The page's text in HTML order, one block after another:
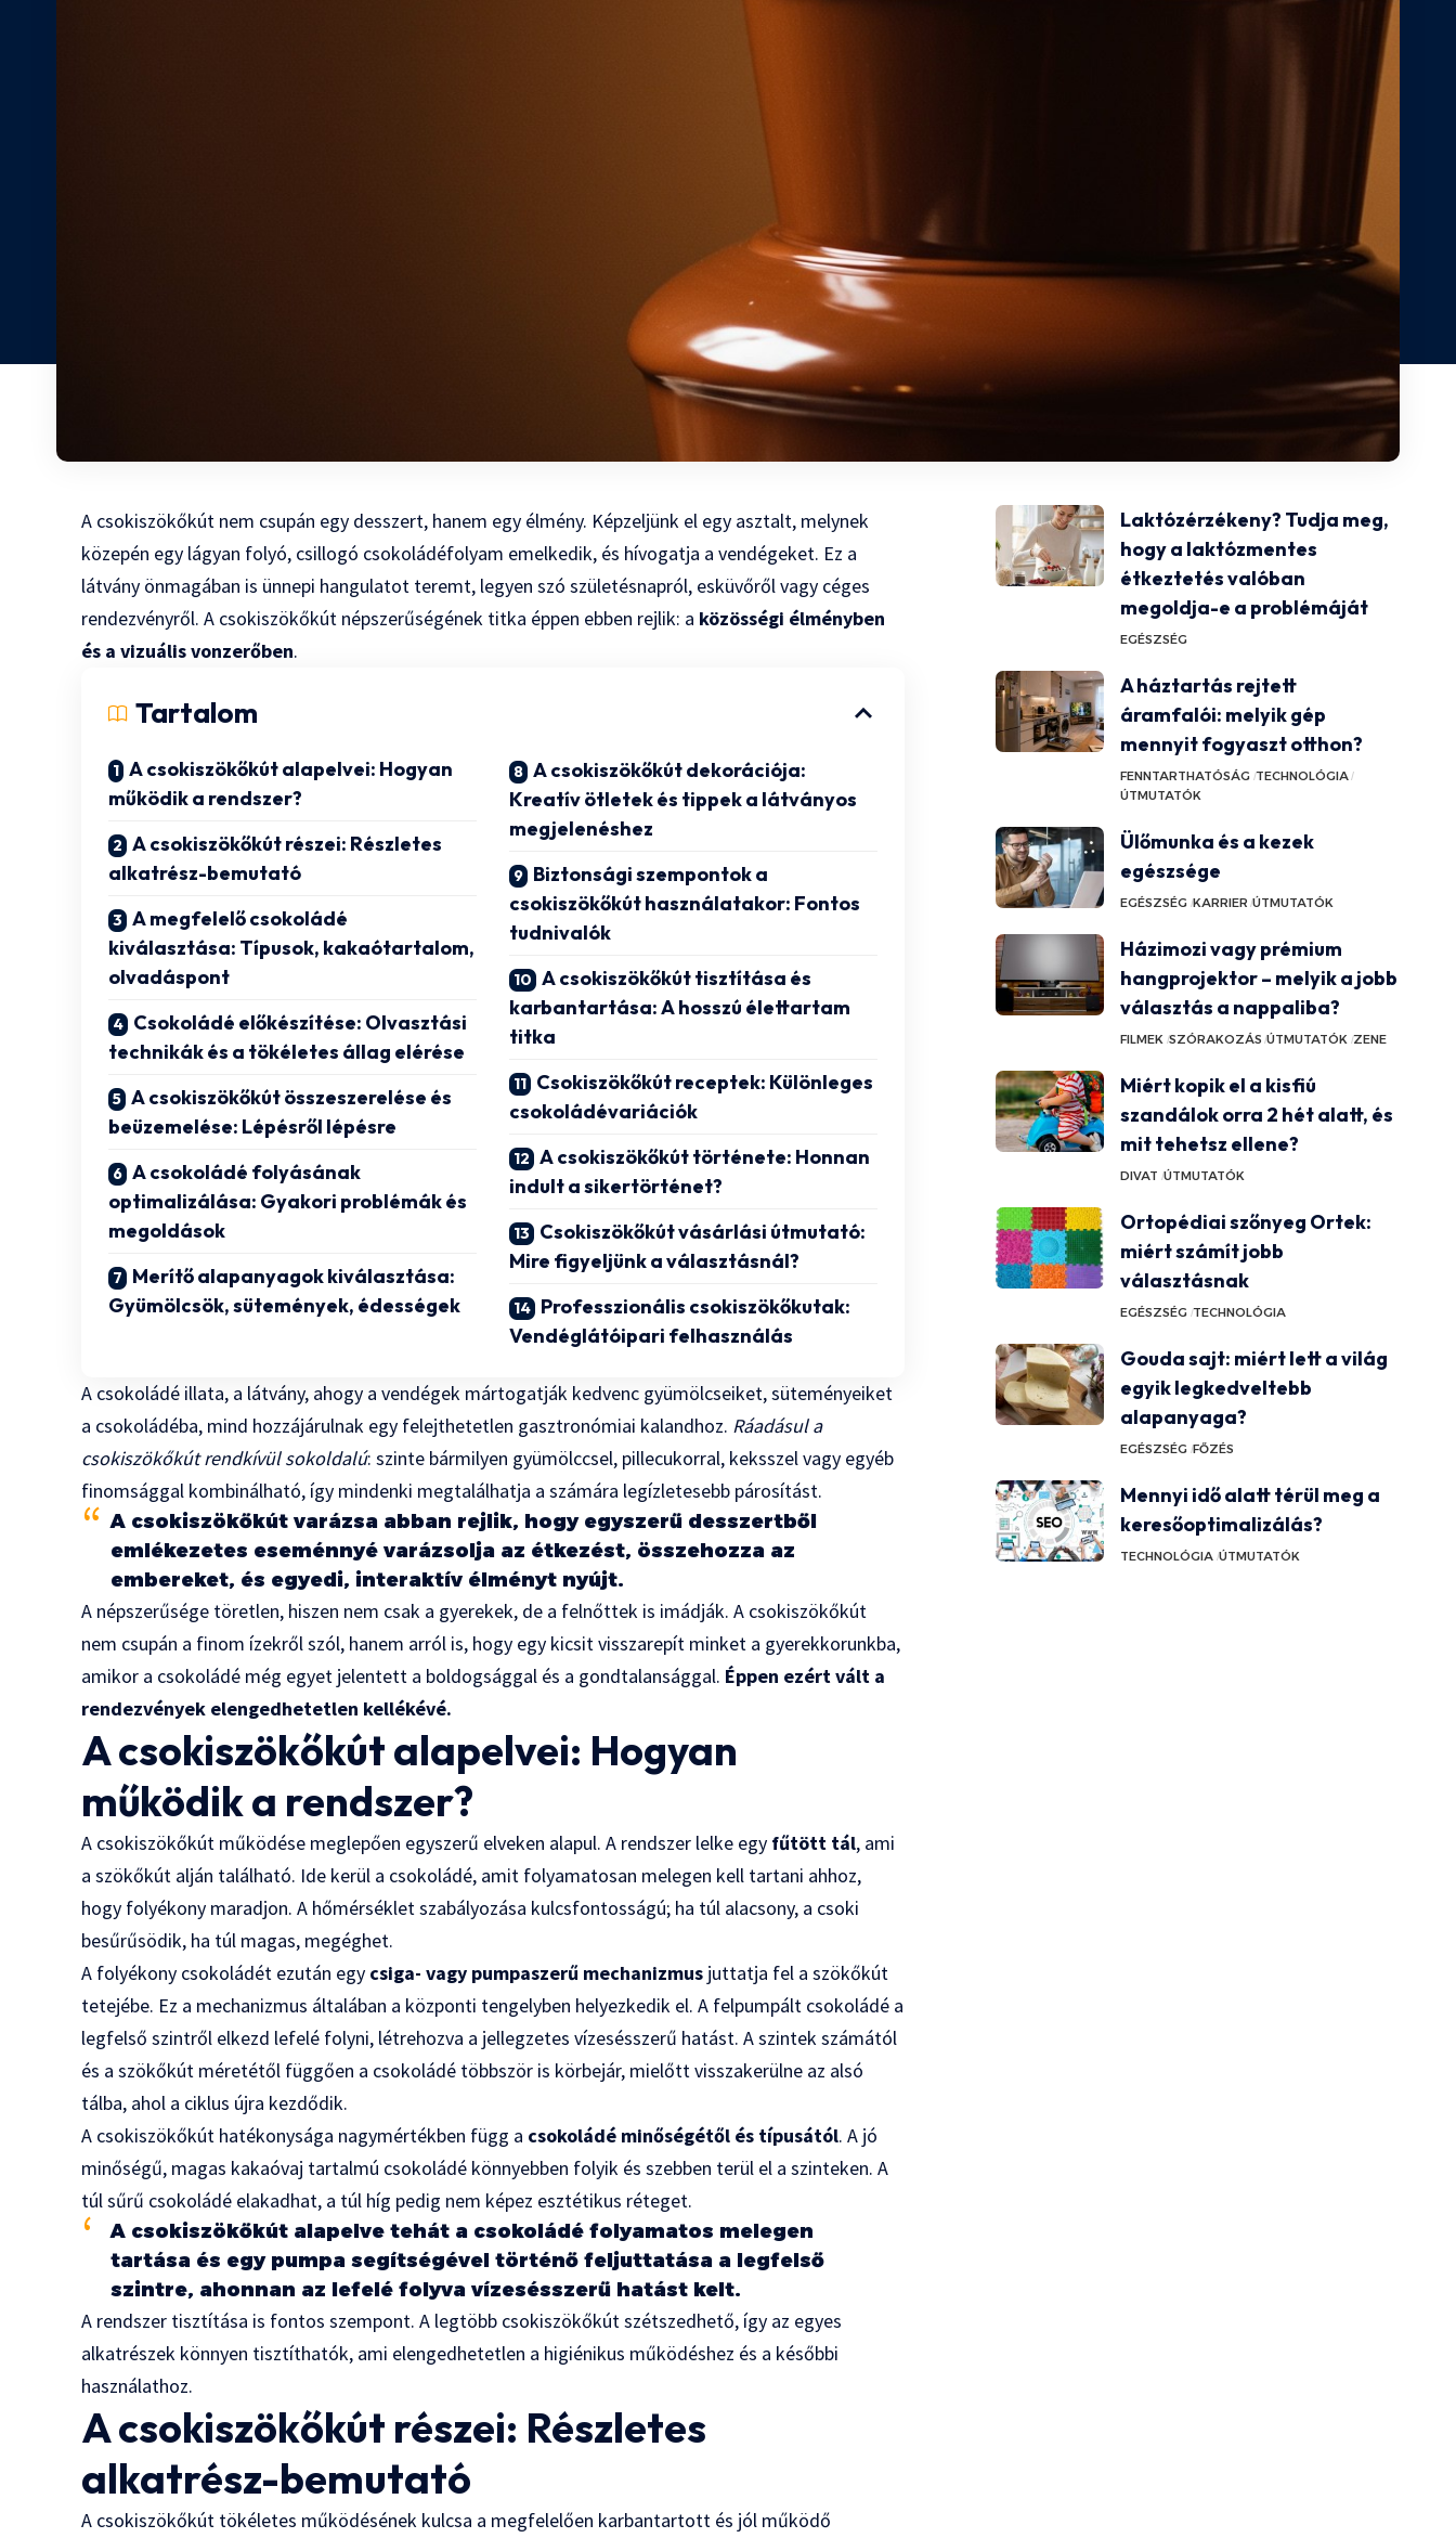
A csokiszökőkút nem csupán egy desszert, hanem egy élmény. Képzeljünk el egy asztalt, melynek
közepén egy lágyan folyó, csillogó csokoládéfolyam emelkedik, és hívogatja a vendégeket. Ez a
látvány önmagában is ünnepi hangulatot teremt, legyen szó születésnapról, esküvőről vagy céges
rendezvényről. A csokiszökőkút népszerűségének titka éppen ebben rejlik: a közösségi élményben
és a vizuális vonzerőben.
Tartalom
A csokiszökőkút alapelvei: Hogyan
működik a rendszer?
A csokiszökőkút részei: Részletes
alkatrész-bemutató
A megfelelő csokoládé
kiválasztása: Típusok, kakaótartalom,
olvadáspont
Csokoládé előkészítése: Olvasztási
technikák és a tökéletes állag elérése
A csokiszökőkút összeszerelése és
beüzemelése: Lépésről lépésre
A csokoládé folyásának
optimalizálása: Gyakori problémák és
megoldások
Merítő alapanyagok kiválasztása:
Gyümölcsök, sütemények, édességek
A csokiszökőkút dekorációja:
Kreatív ötletek és tippek a látványos
megjelenéshez
Biztonsági szempontok a
csokiszökőkút használatakor: Fontos
tudnivalók
A csokiszökőkút tisztítása és
karbantartása: A hosszú élettartam
titka
Csokiszökőkút receptek: Különleges
csokoládévariációk
A csokiszökőkút története: Honnan
indult a sikertörténet?
Csokiszökőkút vásárlási útmutató:
Mire figyeljünk a választásnál?
Professzionális csokiszökőkutak:
Vendéglátóipari felhasználás
A csokoládé illata, a látvány, ahogy a vendégek mártogatják kedvenc gyümölcseiket, süteményeiket
a csokoládéba, mind hozzájárulnak egy felejthetetlen gasztronómiai kalandhoz. Ráadásul a
csokiszökőkút rendkívül sokoldalú: szinte bármilyen gyümölccsel, pillecukorral, keksszel vagy egyéb
finomsággal kombinálható, így mindenki megtalálhatja a számára legízletesebb párosítást.
A csokiszökőkút varázsa abban rejlik, hogy egyszerű desszertből
emlékezetes eseménnyé varázsolja az étkezést, összehozza az
embereket, és egyedi, interaktív élményt nyújt.
A népszerűsége töretlen, hiszen nem csak a gyerekek, de a felnőttek is imádják. A csokiszökőkút
nem csupán a finom ízekről szól, hanem arról is, hogy egy kicsit visszarepít minket a gyerekkorunkba,
amikor a csokoládé még egyet jelentett a boldogsággal és a gondtalansággal. Éppen ezért vált a
rendezvények elengedhetetlen kellékévé.
A csokiszökőkút alapelvei: Hogyan
működik a rendszer?
A csokiszökőkút működése meglepően egyszerű elveken alapul. A rendszer lelke egy fűtött tál, ami
a szökőkút alján található. Ide kerül a csokoládé, amit folyamatosan melegen kell tartani ahhoz,
hogy folyékony maradjon. A hőmérséklet szabályozása kulcsfontosságú; ha túl alacsony, a csoki
besűrűsödik, ha túl magas, megéghet.
A folyékony csokoládét ezután egy csiga- vagy pumpaszerű mechanizmus juttatja fel a szökőkút
tetejébe. Ez a mechanizmus általában a központi tengelyben helyezkedik el. A felpumpált csokoládé a
legfelső szintről elkezd lefelé folyni, létrehozva a jellegzetes vízesésszerű hatást. A szintek számától
és a szökőkút méretétől függően a csokoládé többször is körbejár, mielőtt visszakerülne az alsó
tálba, ahol a ciklus újra kezdődik.
A csokiszökőkút hatékonysága nagymértékben függ a csokoládé minőségétől és típusától. A jó
minőségű, magas kakaóvaj tartalmú csokoládé könnyebben folyik és szebben terül el a szinteken. A
túl sűrű csokoládé elakadhat, a túl híg pedig nem képez esztétikus réteget.
A csokiszökőkút alapelve tehát a csokoládé folyamatos melegen
tartása és egy pumpa segítségével történő feljuttatása a legfelső
szintre, ahonnan az lefelé folyva vízesésszerű hatást kelt.
A rendszer tisztítása is fontos szempont. A legtöbb csokiszökőkút szétszedhető, így az egyes
alkatrészek könnyen tisztíthatók, ami elengedhetetlen a higiénikus működéshez és a későbbi
használathoz.
A csokiszökőkút részei: Részletes
alkatrész-bemutató
A csokiszökőkút tökéletes működésének kulcsa a megfelelően karbantartott és jól működő
Laktózérzékeny? Tudja meg,
hogy a laktózmentes
étkeztetés valóban
megoldja-e a problémáját
EGÉSZSÉG
A háztartás rejtett
áramfalói: melyik gép
mennyit fogyaszt otthon?
FENNTARTHATÓSÁG TECHNOLÓGIA
ÚTMUTATÓK
Ülőmunka és a kezek
egészsége
EGÉSZSÉG KARRIER ÚTMUTATÓK
Házimozi vagy prémium
hangprojektor – melyik a jobb
választás a nappaliba?
FILMEK SZÓRAKOZÁS ÚTMUTATÓK ZENE
Miért kopik el a kisfiú
szandálok orra 2 hét alatt, és
mit tehetsz ellene?
DIVAT ÚTMUTATÓK
Ortopédiai szőnyeg Ortek:
miért számít jobb
választásnak
EGÉSZSÉG TECHNOLÓGIA
Gouda sajt: miért lett a világ
egyik legkedveltebb
alapanyaga?
EGÉSZSÉG FŐZÉS
Mennyi idő alatt térül meg a
keresőoptimalizálás?
TECHNOLÓGIA ÚTMUTATÓK